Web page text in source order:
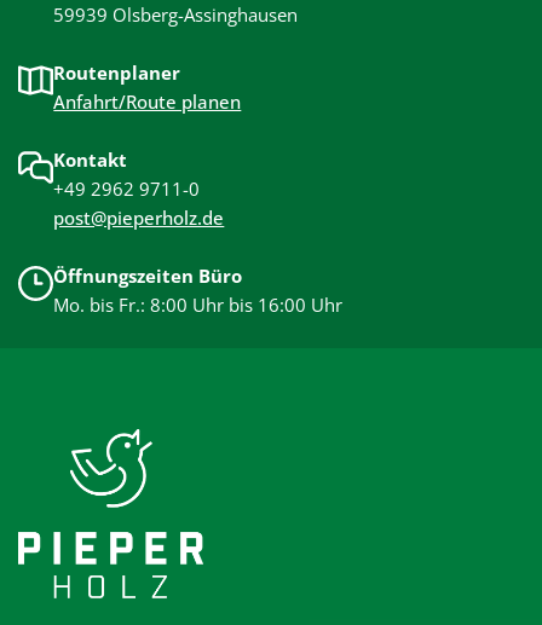
59939 Olsberg-Assinghausen
Routenplaner
Anfahrt/Route planen
Kontakt
+49 2962 9711-0
post@pieperholz.de
Öffnungszeiten Büro
Mo. bis Fr.: 8:00 Uhr bis 16:00 Uhr